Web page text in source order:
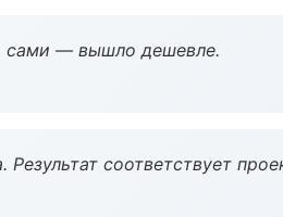
сами — вышло дешевле.
соответствует